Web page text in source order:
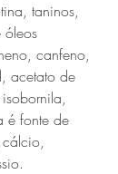
taninos,
óleos
canfeno,
acetato de
é fonte de